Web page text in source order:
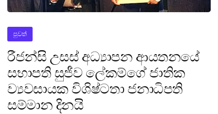
පුවත්
රීජන්සි උසස් අධ්‍යාපන ආයතනයේ
සභාපති සුජීව ලේකම්ගේ ජාතික
ව්‍යවසායක විශිෂ්ටතා ජනාධිපති
සම්මාන දිනයි